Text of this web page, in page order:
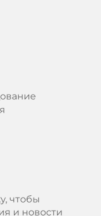
чтобы
и новости